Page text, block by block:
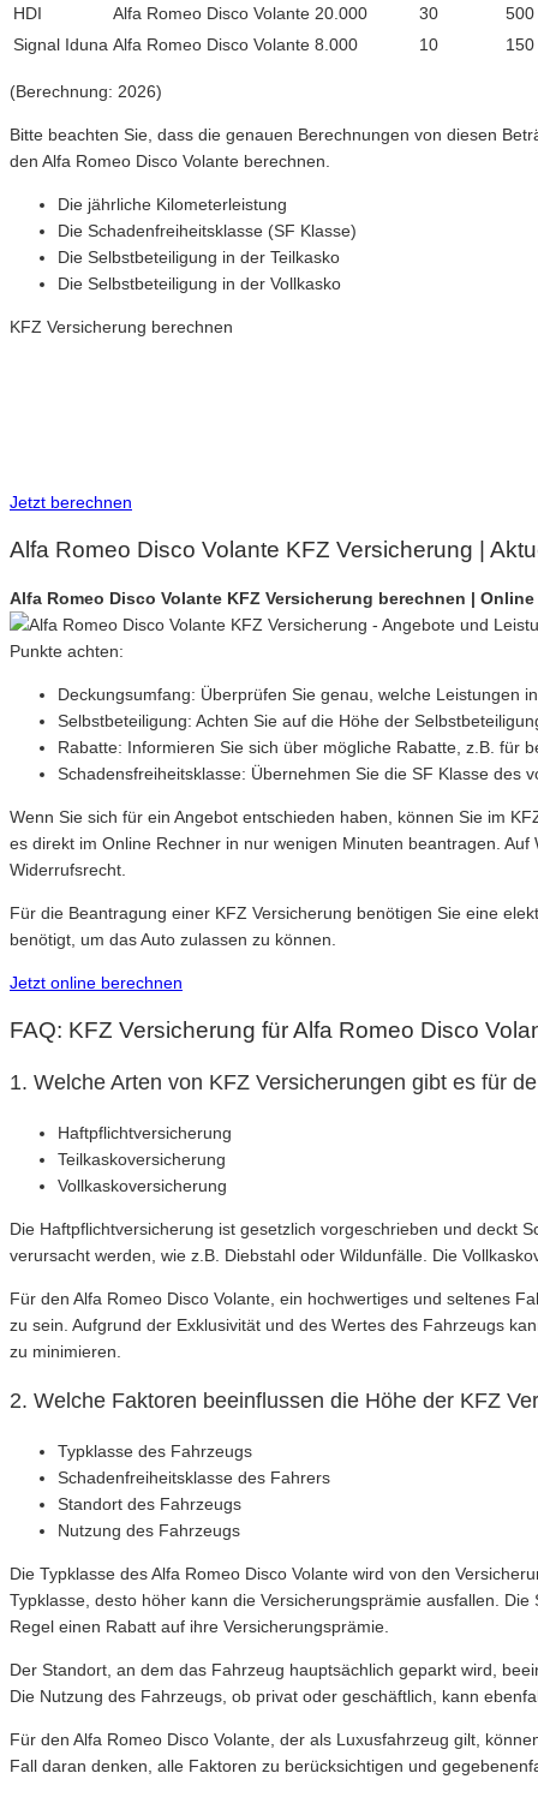
HDI Alfa Romeo Disco Volante 20.000 30
500
Signal Iduna Alfa Romeo Disco Volante 8.000 10 150
(Berechnung: 2026)
Bitte beachten Sie, dass die genauen Berechnungen von diesen
den Alfa Romeo Disco Volante berechnen.
Die jährliche Kilometerleistung
Die Schadenfreiheitsklasse (SF Klasse)
Die Selbstbeteiligung in der Teilkasko
Die Selbstbeteiligung in der Vollkasko
KFZ Versicherung berechnen
Jetzt berechnen
Alfa Romeo Disco Volante KFZ Versicherung |
Alfa Romeo Disco Volante KFZ Versicherung berechnen |
Punkte achten:
Deckungsumfang: Überprüfen Sie genau, welche Leistungen
Selbstbeteiligung: Achten Sie auf die Höhe der
Rabatte: Informieren Sie sich über mögliche Rabatte, z.B. für
Schadensfreiheitsklasse: Übernehmen Sie die SF Klasse des
Wenn Sie sich für ein Angebot entschieden haben, können Sie im
es direkt im Online Rechner in nur wenigen Minuten beantragen.
Widerrufsrecht.
Für die Beantragung einer KFZ Versicherung benötigen Sie eine
benötigt, um das Auto zulassen zu können.
Jetzt online berechnen
FAQ: KFZ Versicherung für Alfa Romeo Disco
1. Welche Arten von KFZ Versicherungen gibt es für
Haftpflichtversicherung
Teilkaskoversicherung
Vollkaskoversicherung
Die Haftpflichtversicherung ist gesetzlich vorgeschrieben und deckt
verursacht werden, wie z.B. Diebstahl oder Wildunfälle. Die
Für den Alfa Romeo Disco Volante, ein hochwertiges und seltenes
zu sein. Aufgrund der Exklusivität und des Wertes des Fahrzeugs
zu minimieren.
2. Welche Faktoren beeinflussen die Höhe der KFZ
Typklasse des Fahrzeugs
Schadenfreiheitsklasse des Fahrers
Standort des Fahrzeugs
Nutzung des Fahrzeugs
Die Typklasse des Alfa Romeo Disco Volante wird von den
Typklasse, desto höher kann die Versicherungsprämie ausfallen.
Regel einen Rabatt auf ihre Versicherungsprämie.
Der Standort, an dem das Fahrzeug hauptsächlich geparkt wird,
Die Nutzung des Fahrzeugs, ob privat oder geschäftlich, kann
Für den Alfa Romeo Disco Volante, der als Luxusfahrzeug gilt,
Fall daran denken, alle Faktoren zu berücksichtigen und